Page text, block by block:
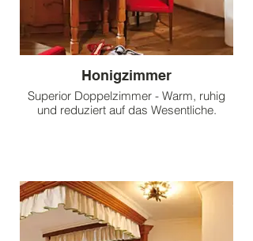
Honigzimmer
Superior Doppelzimmer - Warm, ruhig
und reduziert auf das Wesentliche.